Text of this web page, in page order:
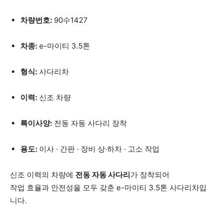
차량번호: 90수1427
차종: e-마이티 3.5톤
형식: 사다리차
이력: 신조 차량
특이사양: 전동 자동 사다리 장착
용도: 이사 · 간판 · 장비 상·하차 · 고소 작업
신조 이력의 차량에 전동 자동 사다리가 장착되어
작업 효율과 안전성을 모두 갖춘 e-마이티 3.5톤 사다리차입
니다.